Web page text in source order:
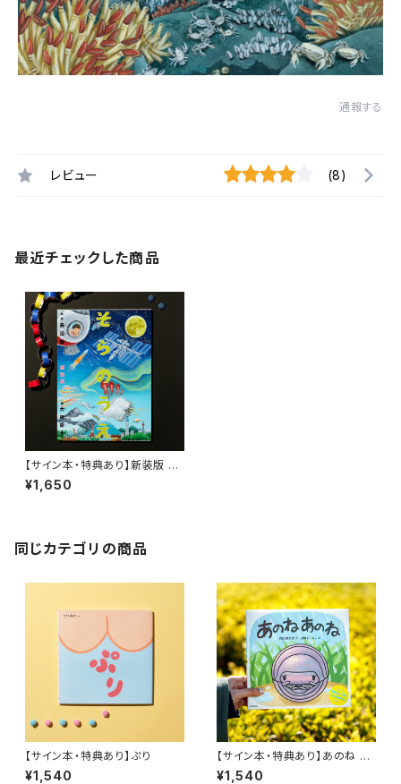
通報する
レビュー (8)
最近チェックした商品
【サイン本・特典あり】新装版 そ
らのうえ うみのそこ
¥1,650
同じカテゴリの商品
【サイン本・特典あり】ぷり
¥1,540
【サイン本・特典あり】あのね あ
のね
¥1,540